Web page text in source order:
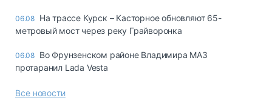
06.08 На трассе Курск – Касторное обновляют 65-
метровый мост через реку Грайворонка
06.08 Во Фрунзенском районе Владимира МАЗ
протаранил Lada Vesta
Все новости